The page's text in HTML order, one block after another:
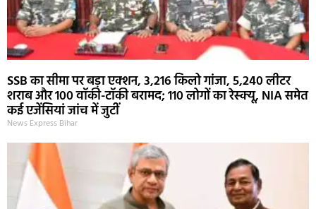
SSB का सीमा पर बड़ा एक्शन, 3,216 किलो गांजा, 5,240 लीटर
शराब और 100 वॉकी-टॉकी बरामद; 110 लोगों का रेस्क्यू, NIA समेत
कई एजेंसियां जांच में जुटीं
News Express Bihar